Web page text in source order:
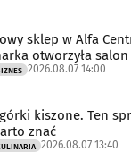
sklep w Alfa
otworzyła
2026.08.07 14:00
kiszone. Ten
znać
2026.08.07 13:40